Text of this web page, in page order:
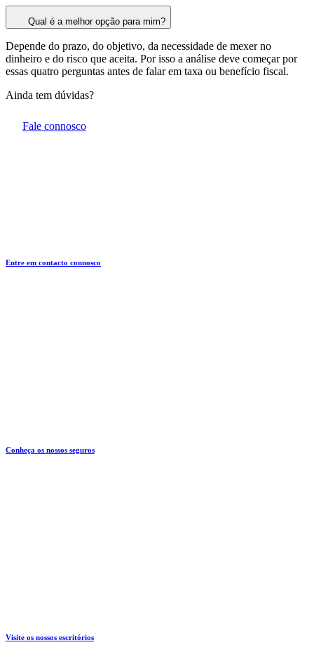
Qual é a melhor opção para mim?
Depende do prazo, do objetivo, da necessidade de mexer no
dinheiro e do risco que aceita. Por isso a análise deve começar por
essas quatro perguntas antes de falar em taxa ou benefício fiscal.
Ainda tem dúvidas?
Fale connosco
Entre em contacto connosco
Conheça os nossos seguros
Visite os nossos escritórios